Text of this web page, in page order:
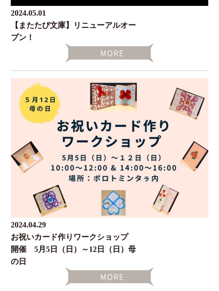
2024.05.01
【またたび文庫】リニューアルオー
プン！
2024.04.29
お祝いカード作りワークショップ
開催 5月5日（日）～12日（日）母
の日